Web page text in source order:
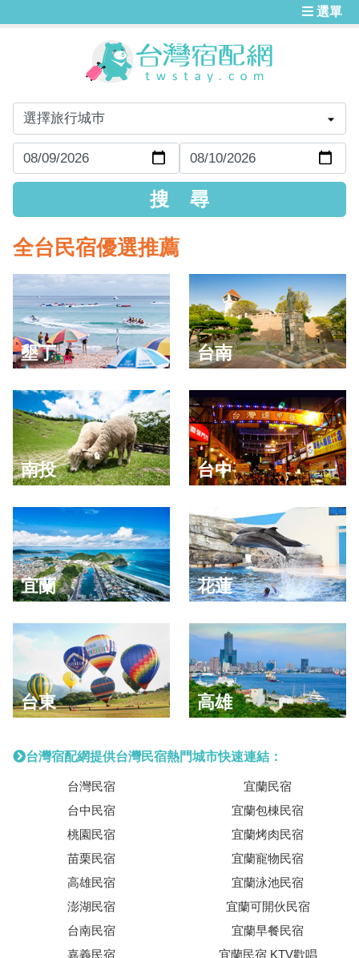
選單
全台民宿優選推薦
墾丁 台南
南投 台中
宜蘭 花蓮
台東 高雄
台灣宿配網提供台灣民宿熱門城市快速連結：
台灣民宿
台中民宿
桃園民宿
苗栗民宿
高雄民宿
澎湖民宿
台南民宿
嘉義民宿
宜蘭民宿
宜蘭包棟民宿
宜蘭烤肉民宿
宜蘭寵物民宿
宜蘭泳池民宿
宜蘭可開伙民宿
宜蘭早餐民宿
宜蘭民宿 KTV歡唱